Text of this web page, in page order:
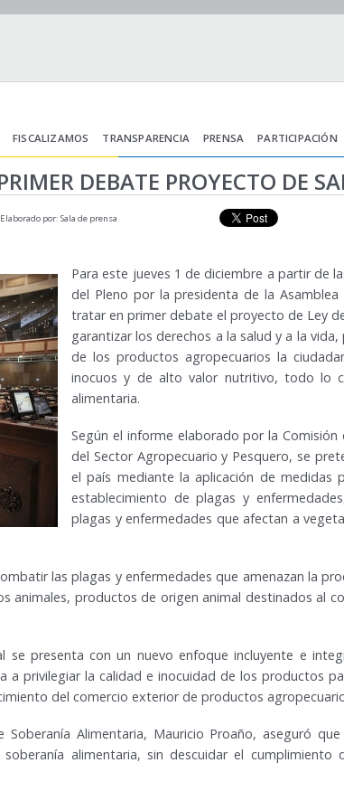
FISCALIZAMOS TRANSPARENCIA PRENSA PARTICIPACIÓN
DEBATE PROYECTO DE
Elaborado por: Sala de prensa
Para este jueves 1 de diciembre a partir de
del Pleno por la presidenta de la Asamblea
tratar en primer debate el proyecto de Ley
garantizar los derechos a la salud y a la
de los productos agropecuarios la
inocuos y de alto valor nutritivo, todo lo
alimentaria.
Según el informe elaborado por la
del Sector Agropecuario y Pesquero, se
el país mediante la aplicación de medidas
establecimiento de plagas y
plagas y enfermedades que afectan a
las plagas y enfermedades que amenazan la
animales, productos de origen animal destinados al
presenta con un nuevo enfoque incluyente e
privilegiar la calidad e inocuidad de los productos
del comercio exterior de productos
Alimentaria, Mauricio Proaño, aseguró
alimentaria, sin descuidar el cumplimiento